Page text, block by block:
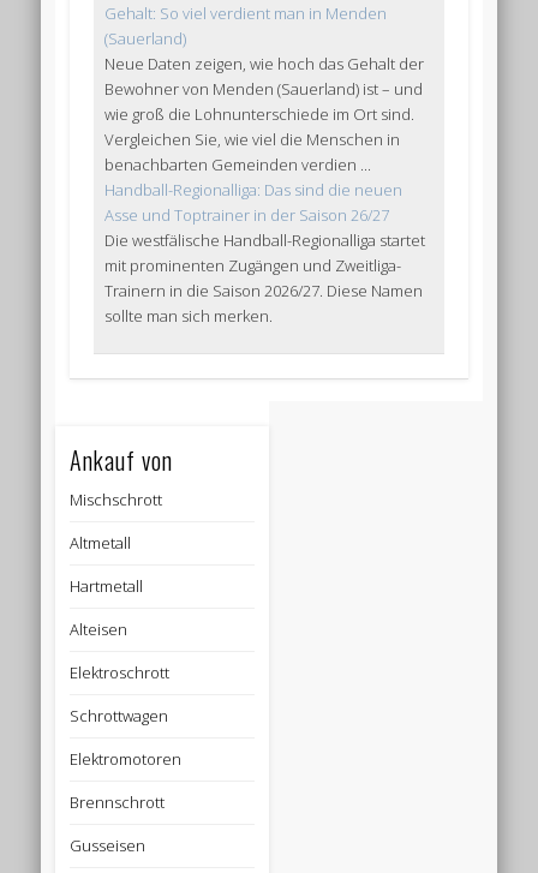
Gehalt: So viel verdient man in Menden
(Sauerland)
Neue Daten zeigen, wie hoch das Gehalt der
Bewohner von Menden (Sauerland) ist – und
wie groß die Lohnunterschiede im Ort sind.
Vergleichen Sie, wie viel die Menschen in
benachbarten Gemeinden verdien ...
Handball-Regionalliga: Das sind die neuen
Asse und Toptrainer in der Saison 26/27
Die westfälische Handball-Regionalliga startet
mit prominenten Zugängen und Zweitliga-
Trainern in die Saison 2026/27. Diese Namen
sollte man sich merken.
Ankauf von
Mischschrott
Altmetall
Hartmetall
Alteisen
Elektroschrott
Schrottwagen
Elektromotoren
Brennschrott
Gusseisen